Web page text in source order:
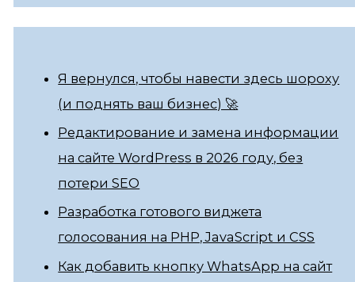
Я вернулся, чтобы навести здесь шороху
(и поднять ваш бизнес) 🚀
Редактирование и замена информации
на сайте WordPress в 2026 году, без
потери SEO
Разработка готового виджета
голосования на PHP, JavaScript и CSS
Как добавить кнопку WhatsApp на сайт